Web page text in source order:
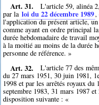
Art. 31.
L'article 59, alinéa
par la loi du 22 décembre 1989,
l'application du présent article,
comme ayant en ordre principal
durée hebdomadaire de travail
à la moitié au moins de la durée
personne de référence. »
Art. 32.
L'article 77 des
du 27 mars 1951, 30 juin 1981,
1998 et par les arrêtés royaux
septembre 1983, 31 mars 1987
disposition suivante : «